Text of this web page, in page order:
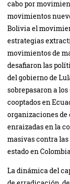
cabo por
movimientos
Bolivia el
estrategias
movimientos de
desafiaron las
del gobierno de
sobrepasaron a
cooptados en
organizaciones
enraizadas en la
masivas contra
estado en
La dinámica del